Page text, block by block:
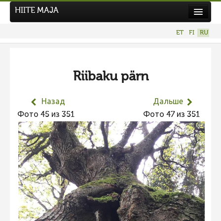
Hiite kuvavõistlus 2026
Фотоконкурс 2025
Не учитываются 2025
Видео 2025
Фотоконкурс 2024
Не учитываются 2024
Видео 2024
Фотоконкурс 2023
HIITE MAJA
ET FI RU
Riibaku pärn
Назад
Фото 45 из 351
Дальше
Фото 47 из 351